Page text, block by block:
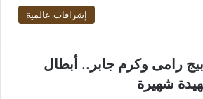
إشراقات عالمية
رامى وكرم جابر.. أبطال
شهيرة